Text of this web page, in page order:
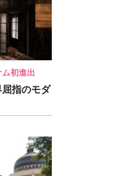
初進出
屈指のモダ